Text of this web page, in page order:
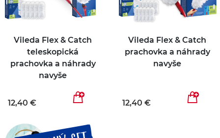
Vileda Flex & Catch
teleskopická
prachovka a náhrady
navyše
12,40 €
Vileda Flex & Catch
prachovka a náhrady
navyše
12,40 €